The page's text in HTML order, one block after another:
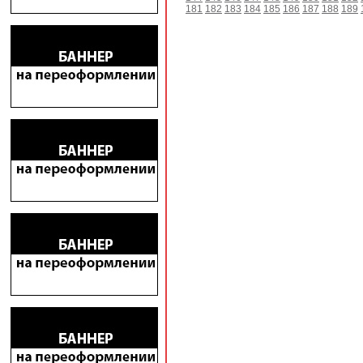
181 182 183 184 185 186 187 188 189